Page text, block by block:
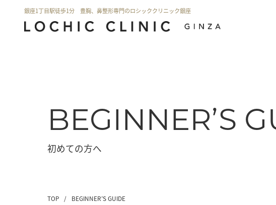
銀座1丁目駅徒歩1分 豊胸、鼻整形専門のロシッククリニック銀座
BEGINNER’S
初めての方へ
TOP / BEGINNER’S GUIDE